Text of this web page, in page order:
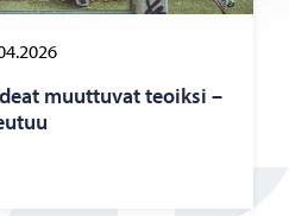
muut­tu­vat teoik­si –